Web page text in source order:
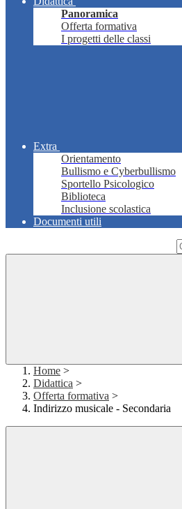
Panoramica
Offerta formativa
I progetti delle classi
Extra
Orientamento
Bullismo e Cyberbullismo
Sportello Psicologico
Biblioteca
Inclusione scolastica
Documenti utili
Home >
Didattica >
Offerta formativa >
Indirizzo musicale - Secondaria